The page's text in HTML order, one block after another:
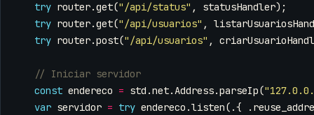
try router.get("/api/status" , statusHandler);
try router.get("/api/usuarios" ,
try router.post("/api/usuarios" ,
const endereco = std .net.Address.parseIp(
var servidor = try endereco .listen(.{ .